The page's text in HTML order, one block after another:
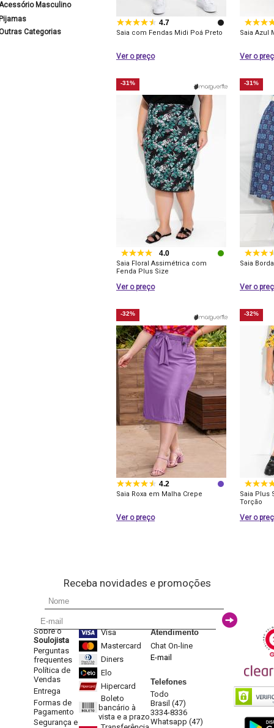
Masculino
Categorias
4.7
Saia com Fendas Midi Poá Preto
Ver o preço
Saia Azul
Ver o
-31%
4.0
Saia Floral Assimétrica com
Fenda Plus Size
Ver o preço
-31%
Saia
Ver o
-32%
4.2
Saia Roxa em Malha Crepe
Ver o preço
-32%
Saia Plus
Torção
Ver o
Receba novidades e promoções
Sobre o
Soulojista
Perguntas
frequentes
Política de
Vendas
Entrega
Formas de
Pagamento
Segurança e
Visa
Mastercard
Diners
Elo
Hipercard
Boleto
bancário à
vista e a prazo
Atendimento
Chat On-line
E-mail
Telefones
Todo
Brasil (47)
3334-8336
Whatsapp (47)